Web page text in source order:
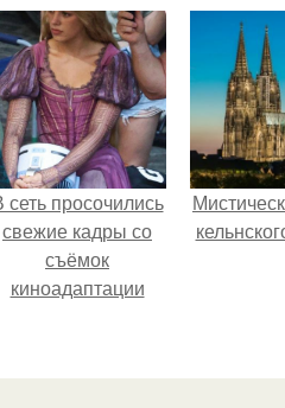
сеть просочились
свежие кадры со
съёмок
киноадаптации
моментально